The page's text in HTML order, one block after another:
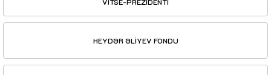
HEYDƏR ƏLİYEV FONDU